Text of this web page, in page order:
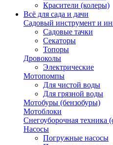
Красители (колеры)
Всё для сада и дачи
Садовый инструмент и
Садовые тачки
Секаторы
Топоры
Дровоколы
Электрические
Мотопомпы
Для чистой воды
Для грязной воды
Мотобуры (бензобуры)
Мотоблоки
Снегоуборочная техника
Насосы
Погружные насосы